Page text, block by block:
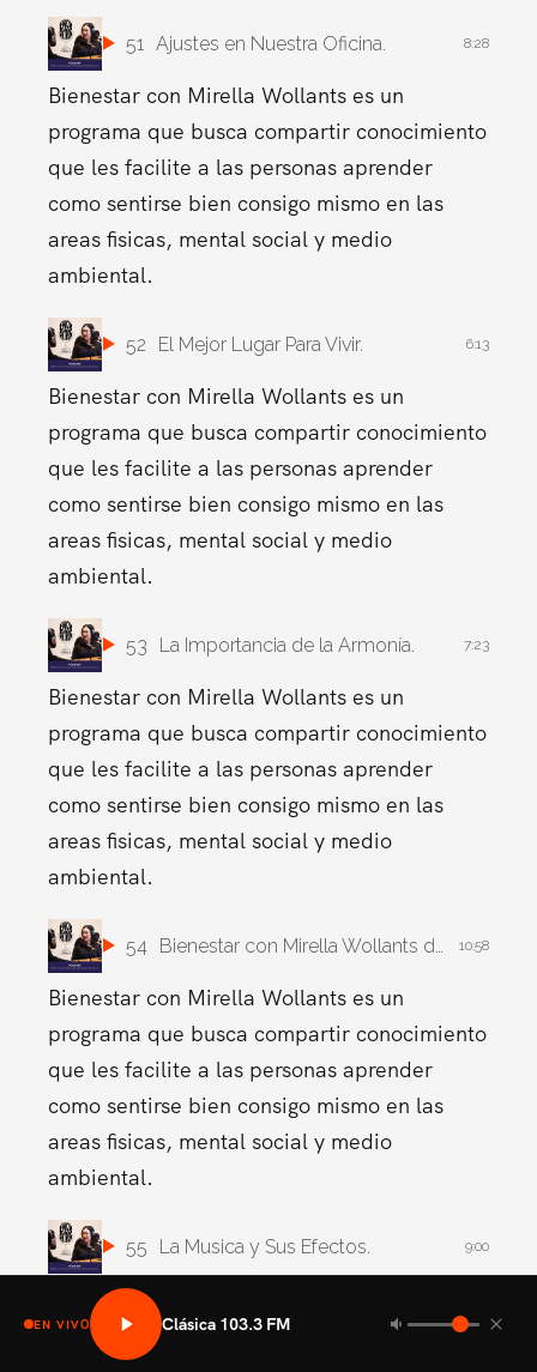
51 Ajustes en Nuestra Oficina. 8:28
Bienestar con Mirella Wollants es un
programa que busca compartir conocimiento
que les facilite a las personas aprender
como sentirse bien consigo mismo en las
areas fisicas, mental social y medio
ambiental.
52 El Mejor Lugar Para Vivir. 6:13
Bienestar con Mirella Wollants es un
programa que busca compartir conocimiento
que les facilite a las personas aprender
como sentirse bien consigo mismo en las
areas fisicas, mental social y medio
ambiental.
53 La Importancia de la Armonía. 7:23
Bienestar con Mirella Wollants es un
programa que busca compartir conocimiento
que les facilite a las personas aprender
como sentirse bien consigo mismo en las
areas fisicas, mental social y medio
ambiental.
54 10:58
Bienestar con Mirella Wollants es un
programa que busca compartir conocimiento
que les facilite a las personas aprender
como sentirse bien consigo mismo en las
areas fisicas, mental social y medio
ambiental.
55 La Musica y Sus Efectos. 9:00
Bienestar con Mirella Wollants es un
programa que busca compartir conocimiento
EN VIVO Clásica 103.3 FM